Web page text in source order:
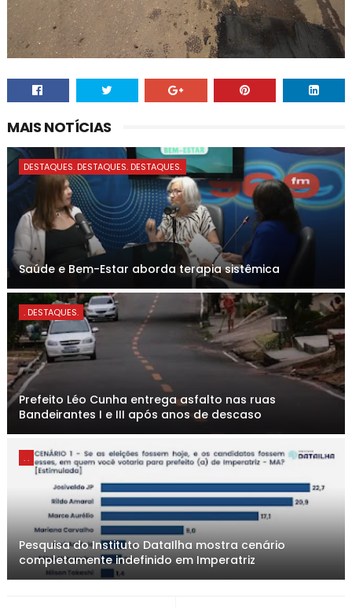
MAIS NOTÍCIAS
DESTAQUES. DESTAQUES. DESTAQUES.
Saúde e Bem-Estar aborda terapia sistêmica
. DESTAQUES.
Prefeito Léo Cunha entrega asfalto nas ruas
Bandeirantes I e III após anos de descaso
. .
Pesquisa do Instituto DataIlha mostra cenário
completamente indefinido em Imperatriz